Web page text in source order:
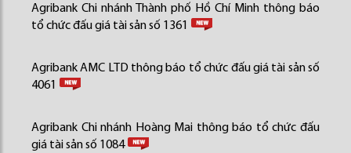
Agribank Chi nhánh Thành phố Hồ Chí Minh thông báo
tổ chức đấu giá tài sản số 1361
Agribank AMC LTD thông báo tổ chức đấu giá tài sản số
4061
Agribank Chi nhánh Hoàng Mai thông báo tổ chức đấu
giá tài sản số 1084